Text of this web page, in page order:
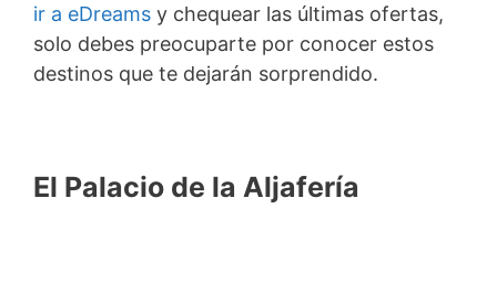
ir a eDreams y chequear las últimas ofertas,
solo debes preocuparte por conocer estos
destinos que te dejarán sorprendido.
El Palacio de la Aljafería